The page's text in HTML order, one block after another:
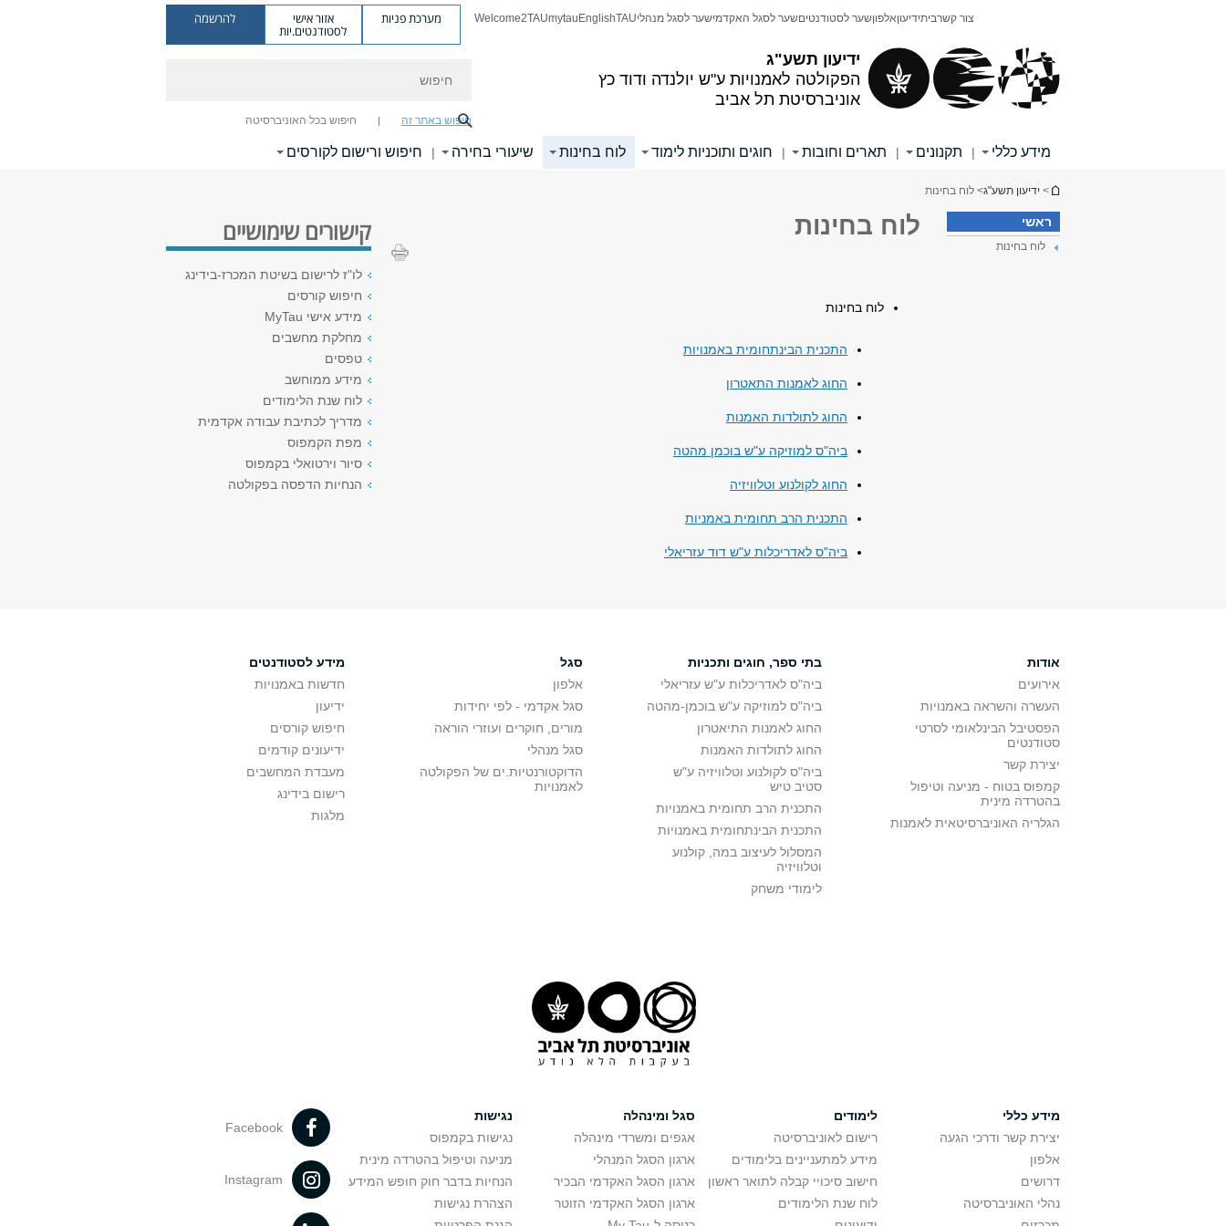
ידיעון תשע"ג
הפקולטה לאמנויות ע"ש יולנדה ודוד כץ
אוניברסיטת תל אביב
צור קשרביתידיעוןאלפוןשער לסטודנטיםשער לסגל האקדמישער לסגל מנהליTAU
English
mytau
Welcome2TAU מערכת פניות אזור אישי
לסטודנטים.יות
להרשמה
חיפוש באתר זה חיפוש בכל האוניברסיטה
מידע כללי | תקנונים | תארים וחובות | חוגים ותוכניות לימוד לוח בחינות שיעורי בחירה | חיפוש ורישום לקורסים
הינך נמצא כאן
> ידיעון תשע"ג> לוח בחינות
ראשי
לוח בחינות
לוח בחינות
לוח בחינות
התכנית הבינתחומית באמנויות
החוג לאמנות התאטרון
החוג לתולדות האמנות
ביה"ס למוזיקה ע"ש בוכמן מהטה
החוג לקולנוע וטלוויזיה
התכנית הרב תחומית באמניות
ביה"ס לאדריכלות ע"ש דוד עזריאלי
קישורים שימושיים
לו"ז לרישום בשיטת המכרז-בידינג
חיפוש קורסים
מידע אישי MyTau
מחלקת מחשבים
טפסים
מידע ממוחשב
לוח שנת הלימודים
מדריך לכתיבת עבודה אקדמית
מפת הקמפוס
סיור וירטואלי בקמפוס
הנחיות הדפסה בפקולטה
אודות
אירועים
העשרה והשראה באמנויות
הפסטיבל הבינלאומי לסרטי
סטודנטים
יצירת קשר
קמפוס בטוח - מניעה וטיפול
בהטרדה מינית
הגלריה האוניברסיטאית לאמנות
בתי ספר, חוגים ותכניות
ביה"ס לאדריכלות ע"ש עזריאלי
ביה"ס למוזיקה ע"ש בוכמן-מהטה
החוג לאמנות התיאטרון
החוג לתולדות האמנות
ביה"ס לקולנוע וטלוויזיה ע"ש
סטיב טיש
התכנית הרב תחומית באמנויות
התכנית הבינתחומית באמנויות
המסלול לעיצוב במה, קולנוע
וטלוויזיה
לימודי משחק
סגל
אלפון
סגל אקדמי - לפי יחידות
מורים, חוקרים ועוזרי הוראה
סגל מנהלי
הדוקטורנטיות.ים של הפקולטה
לאמנויות
מידע לסטודנטים
חדשות באמנויות
ידיעון
חיפוש קורסים
ידיעונים קודמים
מעבדת המחשבים
רישום בידינג
מלגות
מידע כללי
יצירת קשר ודרכי הגעה
אלפון
דרושים
נהלי האוניברסיטה
לימודים
רישום לאוניברסיטה
מידע למתעניינים בלימודים
חישוב סיכויי קבלה לתואר ראשון
לוח שנת הלימודים
סגל ומינהלה
אגפים ומשרדי מינהלה
ארגון הסגל המנהלי
ארגון הסגל האקדמי הבכיר
ארגון הסגל האקדמי הזוטר
נגישות
נגישות בקמפוס
מניעה וטיפול בהטרדה מינית
הנחיות בדבר חוק חופש המידע
הצהרת נגישות
Facebook
Instagram